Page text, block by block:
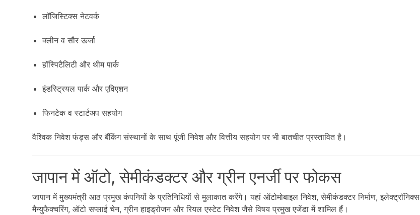
लॉजिस्टिक्स नेटवर्क
क्लीन व सौर ऊर्जा
हॉस्पिटैलिटी और थीम पार्क
इंडस्ट्रियल पार्क और एविएशन
फिनटेक व स्टार्टअप सहयोग
वैश्विक निवेश फंड्स और बैंकिंग संस्थानों के साथ पूंजी निवेश और वित्तीय सहयोग पर भी बातचीत प्रस्तावित है।
जापान में ऑटो, सेमीकंडक्टर और ग्रीन एनर्जी पर फोकस
जापान में मुख्यमंत्री आठ प्रमुख कंपनियों के प्रतिनिधियों से मुलाकात करेंगे। यहां ऑटोमोबाइल निवेश, सेमीकंडक्टर निर्माण, इलेक्ट्रॉनिक्स
मैन्युफैक्चरिंग, ऑटो सप्लाई चेन, ग्रीन हाइड्रोजन और रियल एस्टेट निवेश जैसे विषय प्रमुख एजेंडा में शामिल हैं।